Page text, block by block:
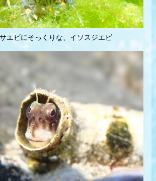
エビにそっくりな、イソスジエビ